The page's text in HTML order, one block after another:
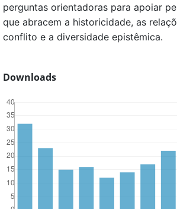
perguntas orientadoras para apoiar
que abracem a historicidade, as
conflito e a diversidade epistêmica.
Downloads